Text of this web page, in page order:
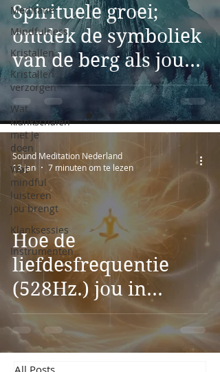
Meditatie
Mindfulness
Kristallen
Kristallen
verzorgen
Wat
klankschalen
met je
doen
Wat
mindful
luisteren
jou brengt
Klanksessies
Instrumenten
Spirituele groei;
ontdek de symboliek
van de berg als jouw
levenspad
Hoe de
liefdesfrequentie
(528Hz.) jou in
februari uitnodigt
voor bewustzijn &
zelfliefde
Sound Meditation Nederland
13 jan
7 minuten om te lezen